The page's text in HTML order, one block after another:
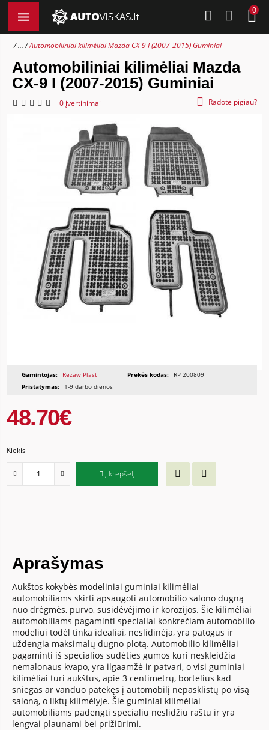
0
... Automobiliniai kilimėliai Mazda CX-9 I (2007-2015) Guminiai
Automobiliniai kilimėliai Mazda
CX-9 I (2007-2015) Guminiai
0 įvertinimai Radote pigiau?
Gamintojas: Rezaw Plast Prekės kodas:
RP 200809
Pristatymas:
1-9 darbo dienos
48.70€
Kiekis
Į krepšelį
Aprašymas
Aukštos kokybės modeliniai guminiai kilimėliai
automobiliams skirti apsaugoti automobilio salono dugną
nuo drėgmės, purvo, susidėvėjimo ir korozijos. Šie kilimėliai
automobiliams pagaminti specialiai konkrečiam automobilio
modeliui todėl tinka idealiai, neslidinėja, yra patogūs ir
uždengia maksimalų dugno plotą. Automobilio kilimėliai
pagaminti iš specialios sudėties gumos kuri neskleidžia
nemalonaus kvapo, yra ilgaamžė ir patvari, o visi guminiai
kilimėliai turi aukštus, apie 3 centimetrų, bortelius kad
sniegas ar vanduo patekęs į automobilį nepasklistų po visą
saloną, o liktų kilimėlyje. Šie guminiai kilimėliai
automobiliams padengti specialiu neslidžiu raštu ir yra
lengvai plaunami bei prižiūrimi.